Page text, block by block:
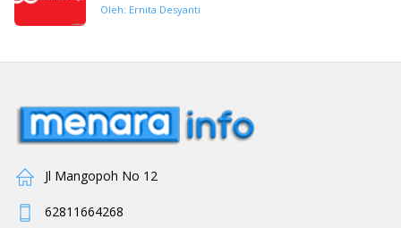
Oleh: Ernita Desyanti
Jl Mangopoh No 12
62811664268